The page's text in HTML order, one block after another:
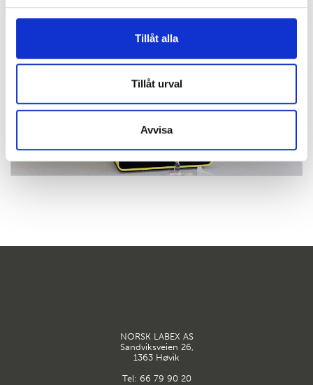
Tillåt alla
Tillåt urval
Avvisa
NORSK LABEX AS
Sandviksveien 26,
1363 Høvik
Tel: 66 79 90 20